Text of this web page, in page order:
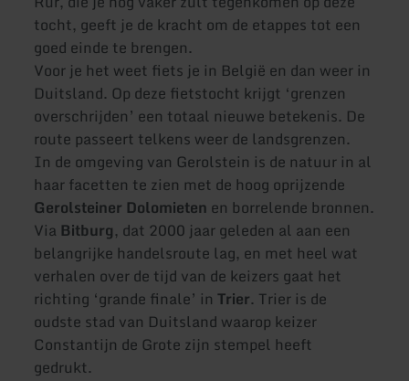
tocht, geeft je de kracht om de etappes tot een
goed einde te brengen.
Voor je het weet fiets je in België en dan weer in
Duitsland. Op deze fietstocht krijgt ‘grenzen
overschrijden’ een totaal nieuwe betekenis. De
route passeert telkens weer de landsgrenzen.
In de omgeving van Gerolstein is de natuur in al
haar facetten te zien met de hoog oprijzende
Gerolsteiner Dolomieten en borrelende bronnen.
Via Bitburg, dat 2000 jaar geleden al aan een
belangrijke handelsroute lag, en met heel wat
verhalen over de tijd van de keizers gaat het
richting ‘grande finale’ inTrier. Trier is de
oudste stad van Duitsland waarop keizer
Constantijn de Grote zijn stempel heeft
gedrukt.